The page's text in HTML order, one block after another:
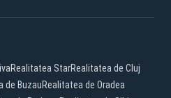
Realitatea StarRealitatea de Cluj
de BuzauRealitatea de Oradea